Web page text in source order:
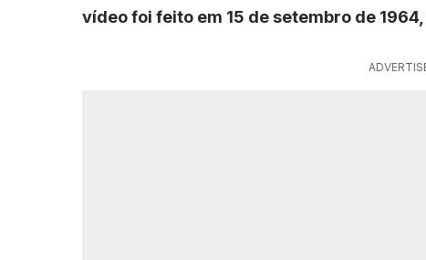
vídeo foi feito em 15 de setembro de